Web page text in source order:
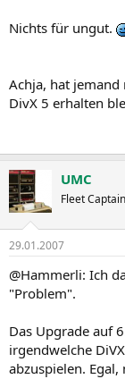
Nichts für ungut.
Achja, hat
DivX 5 erhalten
UMC
Fleet
29.01.2007
@Hammerli: Ich
"Problem".
Das Upgrade auf
irgendwelche
abzuspielen.